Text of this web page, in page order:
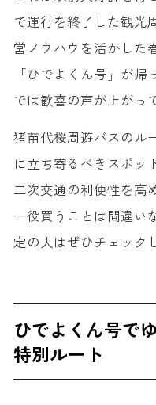
で運行を終了した観光
営ノウハウを活かした
「ひでよくん号」が
では歓喜の声が上がっ
猪苗代桜周遊バスのル
に立ち寄るべきスポッ
二次交通の利便性を高
一役買うことは間違い
定の人はぜひチェック
ひでよくん号で
特別ルート